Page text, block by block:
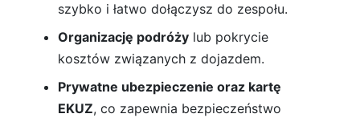
szybko i łatwo dołączysz do zespołu.
Organizację podróży lub pokrycie
kosztów związanych z dojazdem.
Prywatne ubezpieczenie oraz kartę
EKUZ, co zapewnia bezpieczeństwo